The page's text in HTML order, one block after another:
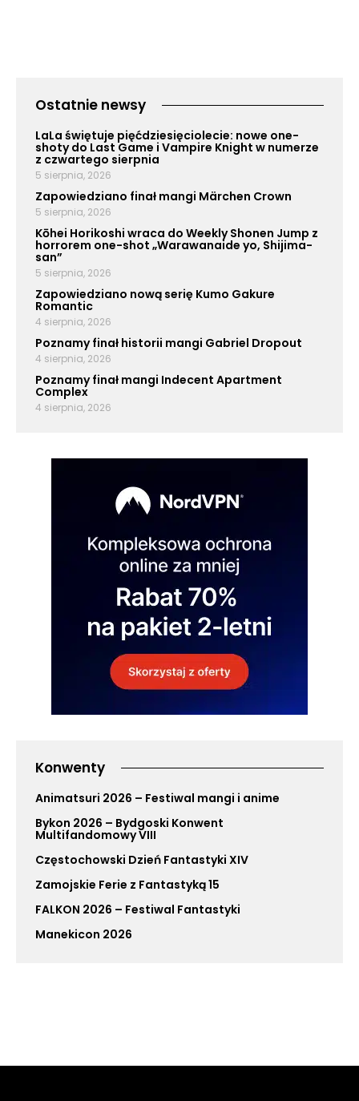
Ostatnie newsy
LaLa świętuje pięćdziesięciolecie: nowe one-
shoty do Last Game i Vampire Knight w numerze
z czwartego sierpnia
5 sierpnia, 2026
Zapowiedziano finał mangi Märchen Crown
5 sierpnia, 2026
Kōhei Horikoshi wraca do Weekly Shonen Jump z
horrorem one-shot „Warawanaide yo, Shijima-
san”
5 sierpnia, 2026
Zapowiedziano nową serię Kumo Gakure
Romantic
4 sierpnia, 2026
Poznamy finał historii mangi Gabriel Dropout
4 sierpnia, 2026
Poznamy finał mangi Indecent Apartment
Complex
4 sierpnia, 2026
Konwenty
Animatsuri 2026 – Festiwal mangi i anime
Bykon 2026 – Bydgoski Konwent
Multifandomowy VIII
Częstochowski Dzień Fantastyki XIV
Zamojskie Ferie z Fantastyką 15
FALKON 2026 – Festiwal Fantastyki
Manekicon 2026